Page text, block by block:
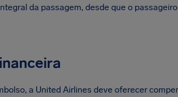
da passagem, desde que o
a United Airlines deve oferecer